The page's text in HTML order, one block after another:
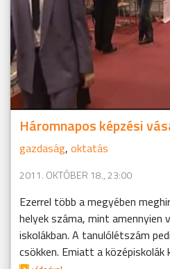
Háromnapos képzési
gazdaság, oktatás
2011. OKTÓBER 18., 23:00
Ezerrel több a megyében
helyek száma, mint amennyien
iskolákban. A tanulólétszám
csökken. Emiatt a középiskolák